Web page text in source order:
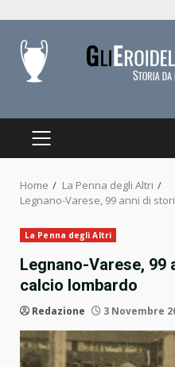
content
PRIMARY
Home
La Penna degli Altri
Legnano-Varese, 99 anni di
La Penna degli Altri
Legnano-Varese, 99
calcio lombardo
Redazione 3 Novembre